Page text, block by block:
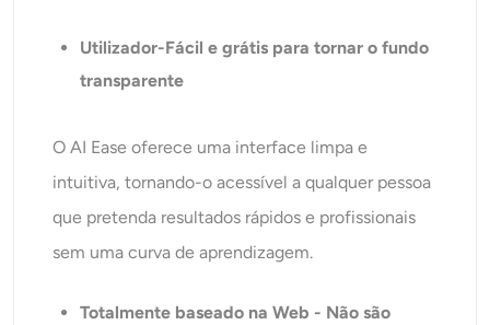
Utilizador-Fácil e grátis para tornar o fundo
transparente
O AI Ease oferece uma interface limpa e
intuitiva, tornando-o acessível a qualquer pessoa
que pretenda resultados rápidos e profissionais
sem uma curva de aprendizagem.
Totalmente baseado na Web - Não são